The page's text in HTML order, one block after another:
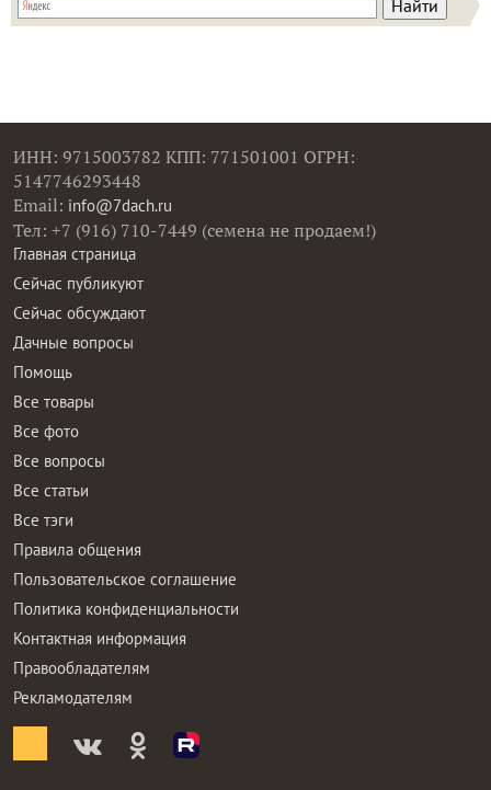
ИНН: 9715003782 КПП: 771501001 ОГРН:
5147746293448
Email: info@7dach.ru
Тел: +7 (916) 710-7449 (семена не продаем!)
Главная страница
Сейчас публикуют
Сейчас обсуждают
Дачные вопросы
Помощь
Все товары
Все фото
Все вопросы
Все статьи
Все тэги
Правила общения
Пользовательское соглашение
Политика конфиденциальности
Контактная информация
Правообладателям
Рекламодателям